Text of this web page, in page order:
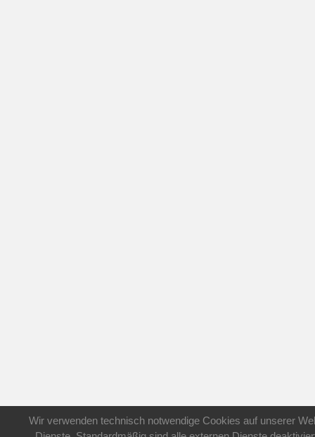
Wir verwenden technisch notwendige Cookies auf unserer